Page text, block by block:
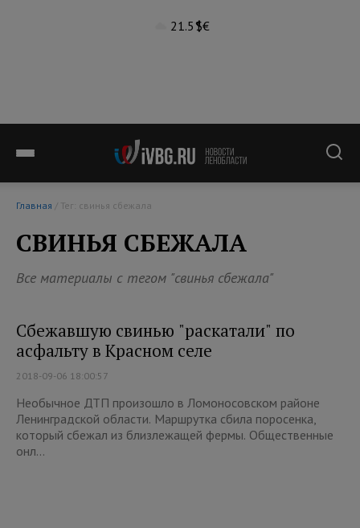
21.5°$€
Главная / Тег: свинья сбежала
СВИНЬЯ СБЕЖАЛА
Все материалы с тегом "свинья сбежала"
Сбежавшую свинью "раскатали" по
асфальту в Красном селе
2018-09-06 18:00:57
Необычное ДТП произошло в Ломоносовском районе
Ленинградской области. Маршрутка сбила поросенка,
который сбежал из близлежащей фермы. Общественные
онл...